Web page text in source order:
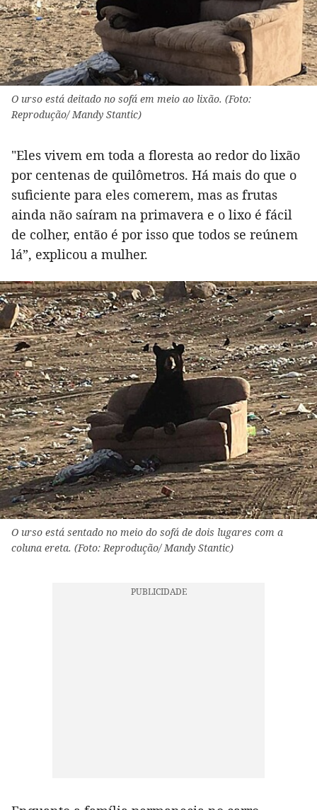
O urso está deitado no sofá em meio ao lixão. (Foto:
Reprodução/ Mandy Stantic)
"Eles vivem em toda a floresta ao redor do lixão
por centenas de quilômetros. Há mais do que o
suficiente para eles comerem, mas as frutas
ainda não saíram na primavera e o lixo é fácil
de colher, então é por isso que todos se reúnem
lá”, explicou a mulher.
O urso está sentado no meio do sofá de dois lugares com a
coluna ereta. (Foto: Reprodução/ Mandy Stantic)